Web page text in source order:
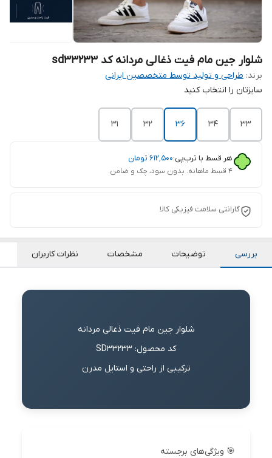
شلوار جین مام فیت ذغالی مردانه کد sd33233
برند: طراحی و تولید توسط متخصصین ایرانی
سایزتان را انتخاب کنید
33
34
36
32
31
هر قسط با ترب‌پی:۶۱۲٬۵۰۰ تومان
۴ قسط ماهانه. بدون سود، چک و ضامن.
گارانتی سلامت فیزیکی کالا
بررسی توضیحات مشخصات نظرات کاربران
شلوار جین مام فیت ذغالی مردانه
کد محصول: SD33233
ترکیبی از راحتی و استایل مدرن
🎯 ویژگی‌های برجسته